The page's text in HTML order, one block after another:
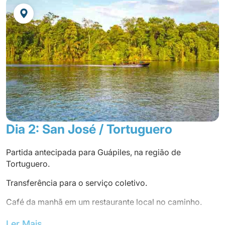
Dia 2: San José / Tortuguero
Partida antecipada para Guápiles, na região de
Tortuguero.
Transferência para o serviço coletivo.
Café da manhã em um restaurante local no caminho.
Durante a excursão em grupo com seu guia de língua